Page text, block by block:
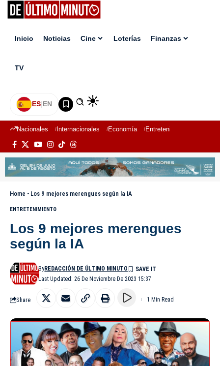
Inicio Noticias Cine Loterías Finanzas
TV
ES|EN
Nacionales Internacionales Economía Entretenimiento
Home - Los 9 mejores merengues según la IA
ENTRETENIMIENTO
Los 9 mejores merengues
según la IA
Last Updated: 26 De Noviembre De 2023 15:37
ByREDACCIÓN DE ÚLTIMO MINUTO
Share 1 Min Read